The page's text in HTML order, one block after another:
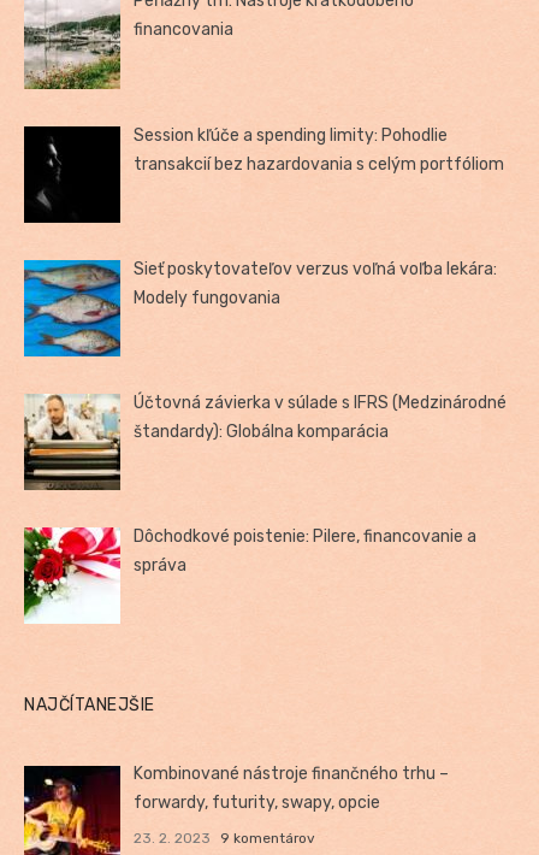
financovania
Session kľúče a spending limity: Pohodlie
transakcií bez hazardovania s celým portfóliom
Sieť poskytovateľov verzus voľná voľba lekára:
Modely fungovania
Účtovná závierka v súlade s IFRS (Medzinárodné
štandardy): Globálna komparácia
Dôchodkové poistenie: Pilere, financovanie a
správa
NAJČÍTANEJŠIE
Kombinované nástroje finančného trhu –
forwardy, futurity, swapy, opcie
23. 2. 2023 9 komentárov